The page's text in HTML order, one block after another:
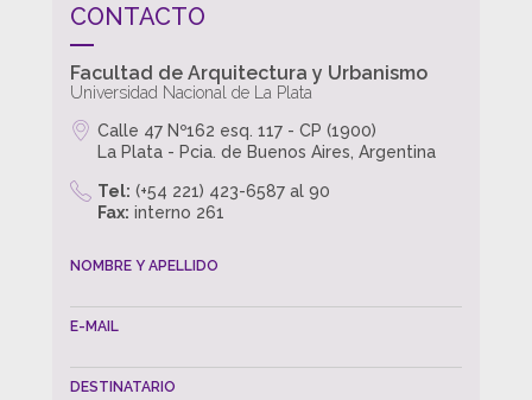
CONTACTO
Facultad de Arquitectura y Urbanismo
Universidad Nacional de La Plata
Calle 47 Nº162 esq. 117 - CP (1900)
La Plata - Pcia. de Buenos Aires, Argentina
Tel: (+54 221) 423-6587 al 90
Fax: interno 261
NOMBRE Y APELLIDO
E-MAIL
DESTINATARIO